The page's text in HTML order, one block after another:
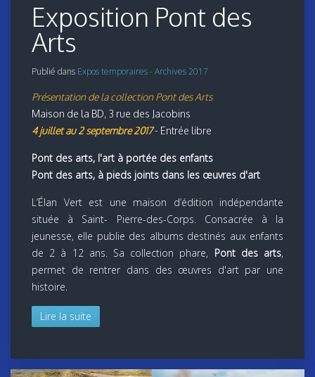
Exposition Pont des
Arts
Publié dans Expos temporaires - Archives 2017
Présentation de la collection Pont des Arts
Maison de la BD, 3 rue des Jacobins
4 juillet au 2 septembre 2017- Entrée libre
Pont des arts, l'art à portée des enfants
Pont des arts, à pieds joints dans les œuvres d'art
L’Élan Vert est une maison d’édition indépendante
située à Saint- Pierre-des-Corps. Consacrée à la
jeunesse, elle publie des albums destinés aux enfants
de 2 à 12 ans. Sa collection phare, Pont des arts,
permet de rentrer dans des œuvres d'art par une
histoire.
Lire la suite